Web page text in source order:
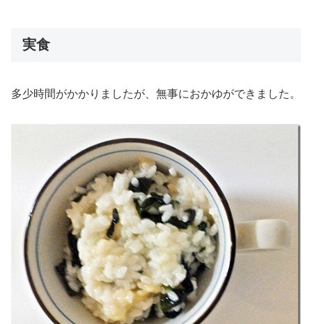
実食
多少時間がかかりましたが、無事におかゆができました。